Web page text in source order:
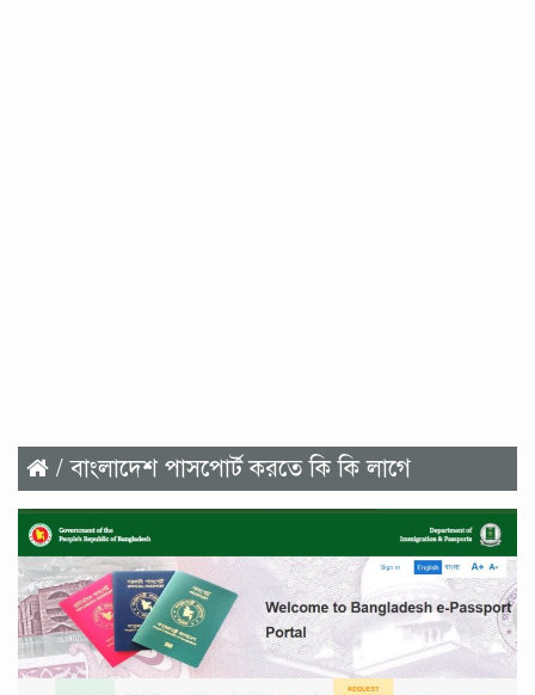
/ বাংলাদেশ পাসপোর্ট করতে কি কি লাগে